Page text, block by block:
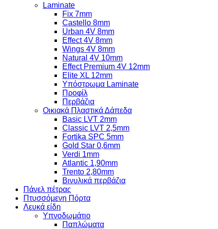
Laminate
Fix 7mm
Castello 8mm
Urban 4V 8mm
Effect 4V 8mm
Wings 4V 8mm
Natural 4V 10mm
Effect Premium 4V 12mm
Elite XL 12mm
Υπόστρωμα Laminate
Προφίλ
Περβάζια
Οικιακά Πλαστικά Δάπεδα
Basic LVT 2mm
Classic LVT 2,5mm
Fortika SPC 5mm
Gold Star 0,6mm
Verdi 1mm
Atlantic 1,90mm
Trento 2,80mm
Βινυλικά περβάζια
Πάνελ πέτρας
Πτυσσόμενη Πόρτα
Λευκά είδη
Υπνοδωμάτιο
Παπλώματα